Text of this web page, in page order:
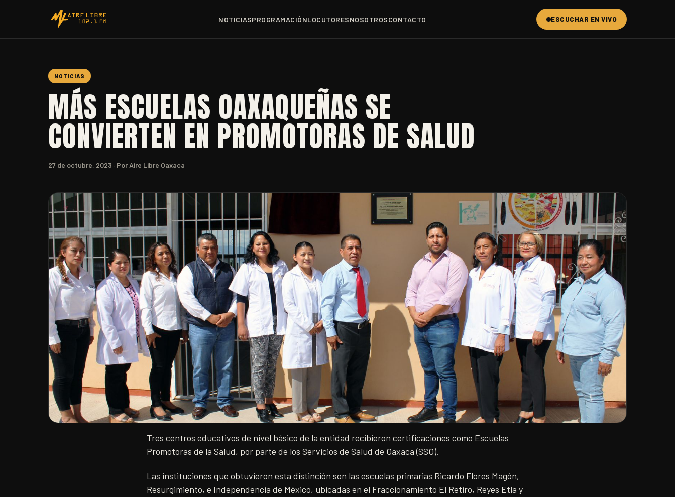
NOTICIASPROGRAMACIÓNLOCUTORESNOSOTROSCONTACTO ESCUCHAR EN VIVO
NOTICIAS
MÁS ESCUELAS OAXAQUEÑAS SE
CONVIERTEN EN PROMOTORAS DE SALUD
27 de octubre, 2023 · Por Aire Libre Oaxaca
Tres centros educativos de nivel básico de la entidad recibieron certificaciones como Escuelas
Promotoras de la Salud, por parte de los Servicios de Salud de Oaxaca (SSO).
Las instituciones que obtuvieron esta distinción son las escuelas primarias Ricardo Flores Magón,
Resurgimiento, e Independencia de México, ubicadas en el Fraccionamiento El Retiro, Reyes Etla y